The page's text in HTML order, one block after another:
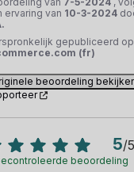
ervaring van 10-3-2024
gepubliceerd op
(fr)
beoordeling
5/5
beoordeling